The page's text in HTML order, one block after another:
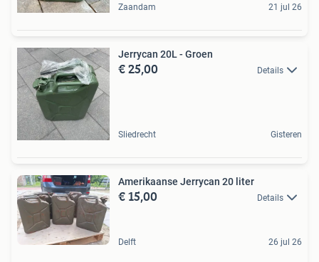
Zaandam 21 jul 26
Jerrycan 20L - Groen
€ 25,00 Details
Sliedrecht Gisteren
Amerikaanse Jerrycan 20 liter
€ 15,00 Details
Delft 26 jul 26